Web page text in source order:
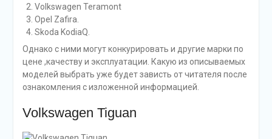
Volkswagen Teramont
Opel Zafira.
Skoda KodiaQ.
Однако с ними могут конкурировать и другие марки по
цене ,качеству и эксплуатации. Какую из описываемых
моделей выбрать уже будет зависть от читателя после
ознакомления с изложенной информацией.
Volkswagen Tiguan